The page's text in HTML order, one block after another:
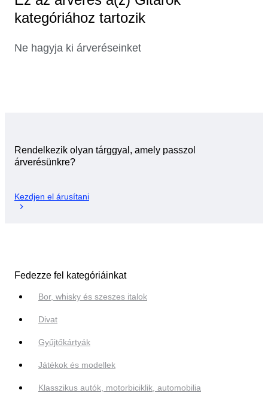
kategóriához tartozik
Ne hagyja ki árveréseinket
Rendelkezik olyan tárggyal, amely passzol
árverésünkre?
Kezdjen el árusítani
Fedezze fel kategóriáinkat
Bor, whisky és szeszes italok
Divat
Gyűjtőkártyák
Játékok és modellek
Klasszikus autók, motorbiciklik, automobilia